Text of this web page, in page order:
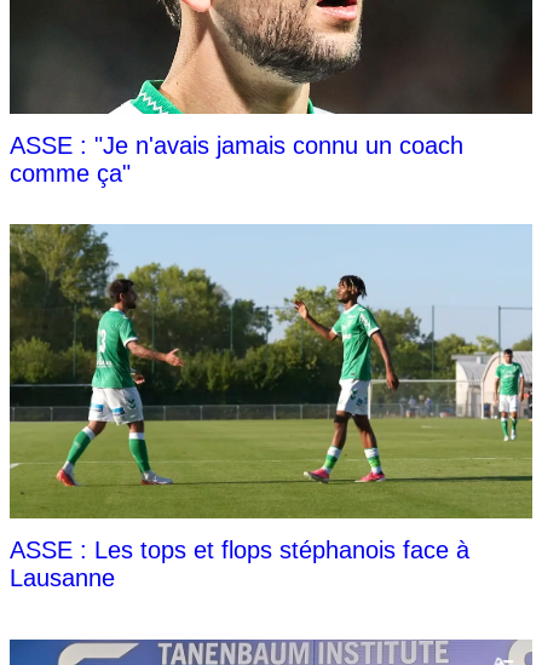
ASSE : "Je n'avais jamais connu un coach
comme ça"
ASSE : Les tops et flops stéphanois face à
Lausanne